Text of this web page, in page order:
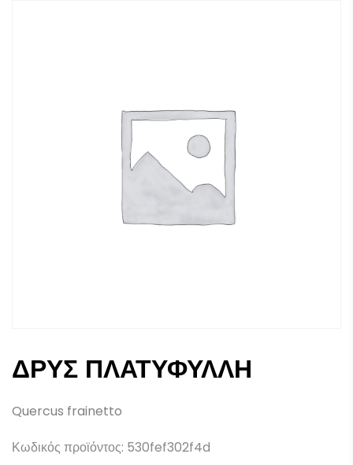
ΔΡΥΣ ΠΛΑΤΥΦΥΛΛΗ
Quercus frainetto
Κωδικός προϊόντος: 530fef302f4d